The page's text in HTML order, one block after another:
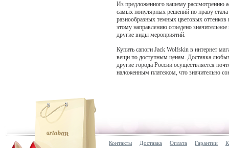
Из предложенного вашему рассмотрению
самых популярных решений по праву
разнообразных темных цветовых
этому направлению отведено
другие виды мероприятий.
Купить сапоги Jack Wolfskin в интернет
вещи по доступным ценам. Доставка
другие города России осуществляется
наложенным платежом, что значительно
Контакты Доставка Оплата Гарантии